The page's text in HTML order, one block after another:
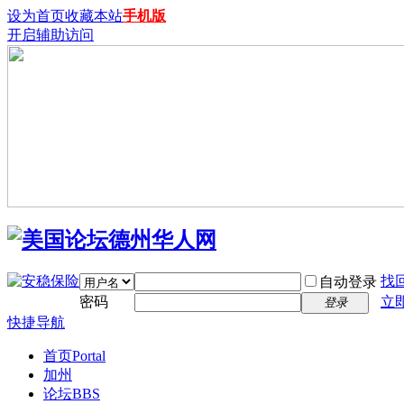
设为首页收藏本站手机版
开启辅助访问
自动登录 找
密码
登录
立
快捷导航
首页Portal
加州
论坛BBS